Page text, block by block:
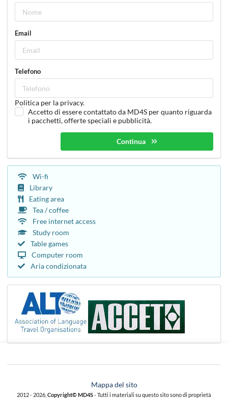
Email
Telefono
Politica per la privacy.
Accetto di essere contattato da MD4S per quanto riguarda
i pacchetti, offerte speciali e pubblicità.
Continua
Wi-fi
Library
Eating area
Tea / coffee
Free internet access
Study room
Table games
Computer room
Aria condizionata
Mappa del sito
2012 - 2026, Copyright© MD4S- Tutti i materiali su questo sito sono di proprietà